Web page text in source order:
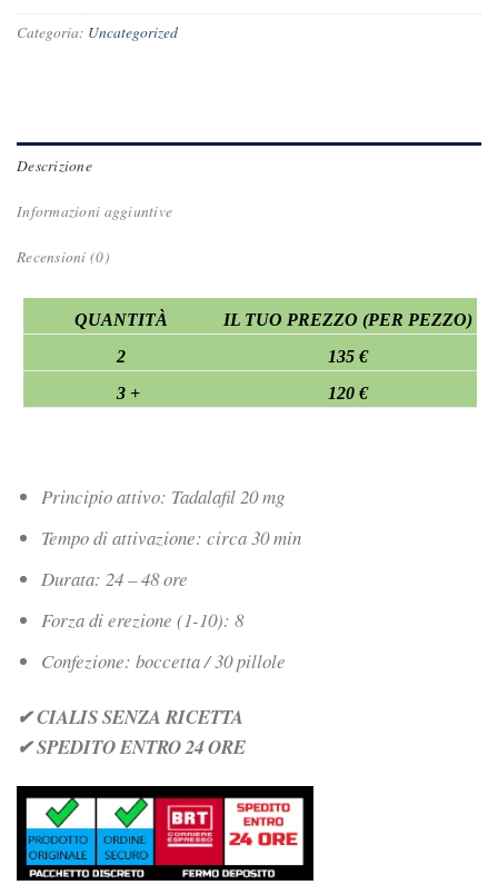
Categoria: Uncategorized
Descrizione
Informazioni aggiuntive
Recensioni (0)
QUANTITÀ
IL TUO PREZZO (PER PEZZO)
2
135 €
3 +
120 €
Principio attivo: Tadalafil 20 mg
Tempo di attivazione: circa 30 min
Durata: 24 – 48 ore
Forza di erezione (1-10): 8
Confezione: boccetta / 30 pillole
✔ CIALIS SENZA RICETTA
✔ SPEDITO ENTRO 24 ORE